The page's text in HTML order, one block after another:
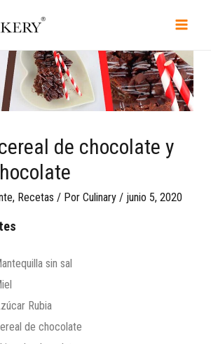
de chocolate y
, Recetas / PorCulinary / junio 5, 2020
sin sal
Rubia
de chocolate